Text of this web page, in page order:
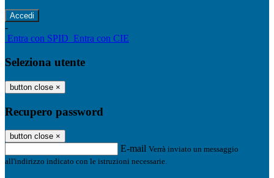
-
Entra con SPID Entra con CIE
Seleziona utente
button close ×
Recupero password
button close ×
E-mail Verrà inviato un messaggio
all'indirizzo indicato con le istruzioni necessarie.